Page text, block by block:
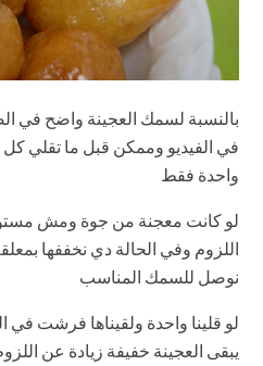
بالنسبة لسمك العجينة واضح في
في الفيديو وممكن قبل ما تقلي كل
واحدة فقط
لو كانت معجنة من جوة ومش
اللزوم وفي الحالة دي نخففها
نوصل للسمك المناسب
لو قلينا واحدة ولقيناها فرشت
يبقى العجينة خفيفة زيادة عن